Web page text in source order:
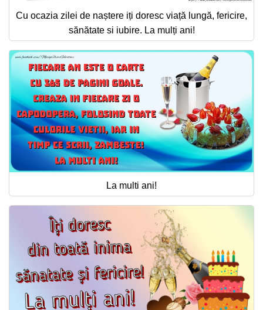
Cu ocazia zilei de naștere iți doresc viață lungă, fericire,
sănătate si iubire. La mulți ani!
La multi ani!